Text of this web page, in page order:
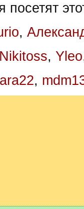
,
Nikitoss, Yleo
,